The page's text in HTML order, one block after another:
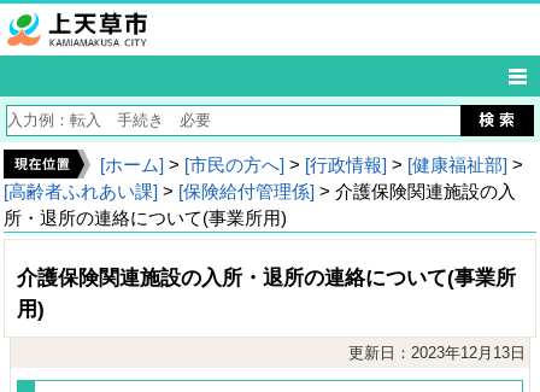
[ホーム] > [市民の方へ] > [行政情報] > [健康福祉部] >
[高齢者ふれあい課] > [保険給付管理係] > 介護保険関連施設の入
所・退所の連絡について(事業所用)
介護保険関連施設の入所・退所の連絡について(事業所
用)
更新日：2023年12月13日